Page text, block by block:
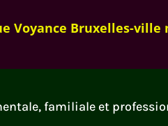
Voyance Bruxelles-ville
familiale et